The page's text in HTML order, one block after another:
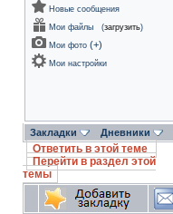
Новые сообщения
Мои файлы
(загрузить)
Мои фото (+)
Мои настройки
Закладки Дневники
Ответить в этой теме
Перейти в раздел этой
темы